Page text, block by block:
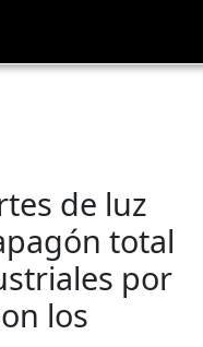
de luz
total
por
los